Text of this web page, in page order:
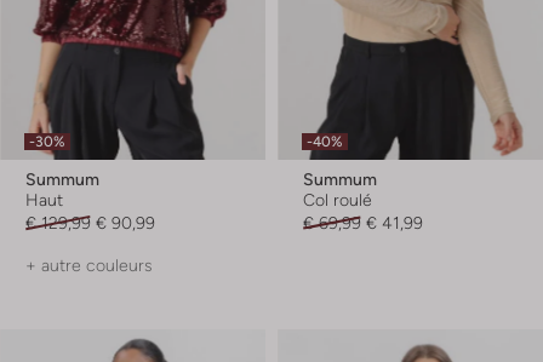
-30%
Summum
Haut
€ 129,99 € 90,99
+ autre couleurs
-40%
Summum
Col roulé
€ 69,99 € 41,99